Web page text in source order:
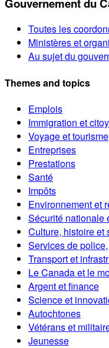
Toutes les
Ministères et
Au sujet du
Themes and topics
Emplois
Immigration et
Voyage et tourisme
Entreprises
Prestations
Santé
Impôts
Environnement et
Sécurité nationale
Culture, histoire et
Services de
Transport et
Le Canada et le
Argent et finance
Science et
Autochtones
Vétérans et
Jeunesse